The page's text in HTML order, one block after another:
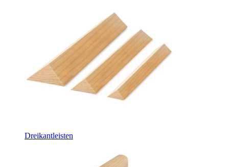
Dreikantleisten